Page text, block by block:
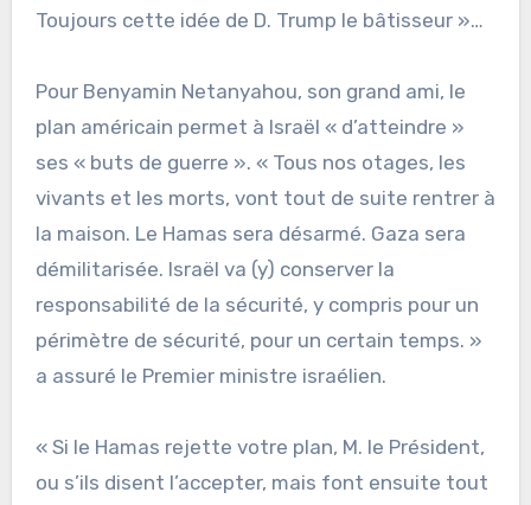
Toujours cette idée de D. Trump le bâtisseur »…
Pour Benyamin Netanyahou, son grand ami, le
plan américain permet à Israël « d’atteindre »
ses « buts de guerre ». « Tous nos otages, les
vivants et les morts, vont tout de suite rentrer à
la maison. Le Hamas sera désarmé. Gaza sera
démilitarisée. Israël va (y) conserver la
responsabilité de la sécurité, y compris pour un
périmètre de sécurité, pour un certain temps. »
a assuré le Premier ministre israélien.
« Si le Hamas rejette votre plan, M. le Président,
ou s’ils disent l’accepter, mais font ensuite tout